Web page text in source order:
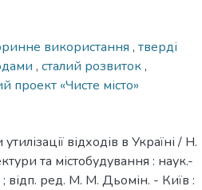
використання , тверді
, сталий розвиток,
проект «Чисте місто»
відходів в Україні / Н.
та містобудування : наук.-
; відп. ред. М. М. Дьомін. - Київ :